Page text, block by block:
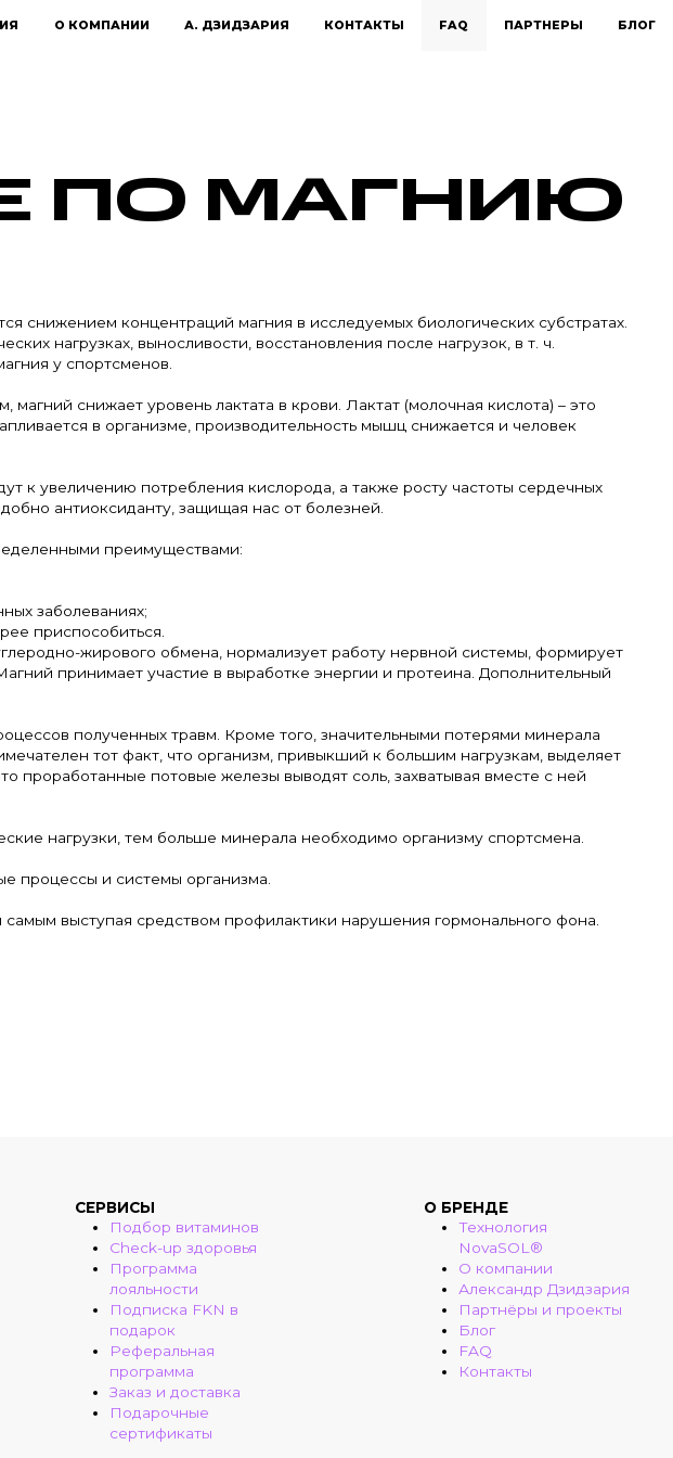
О КОМПАНИИ А. ДЗИДЗАРИЯ КОНТАКТЫ FAQ ПАРТНЕРЫ БЛОГ
ПО МАГНИЮ
снижением концентраций магния в исследуемых биологических субстратах.
нагрузках, выносливости, восстановления после нагрузок, в т. ч.
у спортсменов.
снижает уровень лактата в крови. Лактат (молочная кислота) – это
в организме, производительность мышц снижается и человек
к увеличению потребления кислорода, а также росту частоты сердечных
антиоксиданту, защищая нас от болезней.
преимуществами:
заболеваниях;
приспособиться.
жирового обмена, нормализует работу нервной системы, формирует
принимает участие в выработке энергии и протеина. Дополнительный
полученных травм. Кроме того, значительными потерями минерала
тот факт, что организм, привыкший к большим нагрузкам, выделяет
проработанные потовые железы выводят соль, захватывая вместе с ней
нагрузки, тем больше минерала необходимо организму спортсмена.
процессы и системы организма.
выступая средством профилактики нарушения гормонального фона.
СЕРВИСЫ
Подбор витаминов
Check-up здоровья
Программа
лояльности
Подписка FKN в
подарок
Реферальная
программа
Заказ и доставка
Подарочные
сертификаты
О БРЕНДЕ
Технология
NovaSOL®
О компании
Александр Дзидзария
Партнёры и проекты
Блог
FAQ
Контакты